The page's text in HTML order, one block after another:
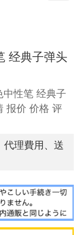
经典子弹头
中性笔 经典子
报价 价格 评
代理費用、送